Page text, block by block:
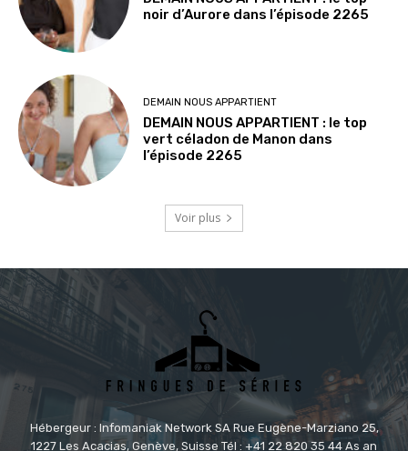
noir d’Aurore dans l’épisode 2265
DEMAIN NOUS APPARTIENT
DEMAIN NOUS APPARTIENT : le top
vert céladon de Manon dans
l’épisode 2265
Voir plus
Hébergeur : Infomaniak Network SA Rue Eugène-Marziano 25,
1227 Les Acacias, Genève, Suisse Tél : +41 22 820 35 44 As an